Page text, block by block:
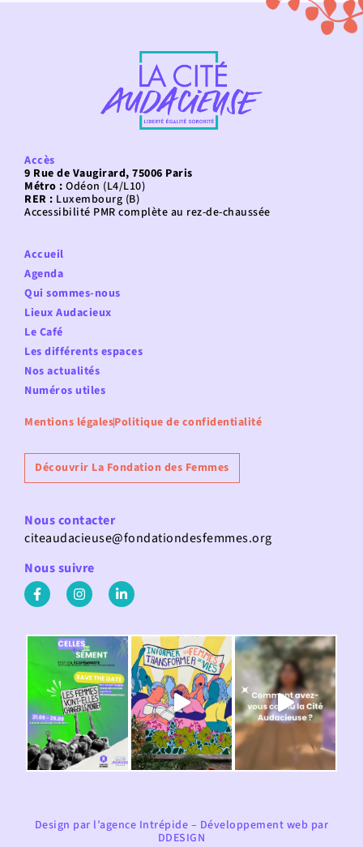
Accès
9 Rue de Vaugirard, 75006 Paris
Métro : Odéon (L4/L10)
RER : Luxembourg (B)
Accessibilité PMR complète au rez-de-chaussée
Accueil
Agenda
Qui sommes-nous
Lieux Audacieux
Le Café
Les différents espaces
Nos actualités
Numéros utiles
Mentions légalesPolitique de confidentialité
Découvrir La Fondation des Femmes
Nous contacter
citeaudacieuse@fondationdesfemmes.org
Nous suivre
Design par l’agence Intrépide – Développement web par
DDESIGN